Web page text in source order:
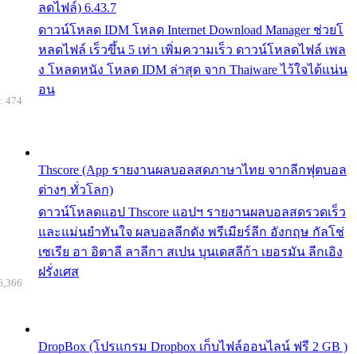
ลดไฟล์) 6.43.7
ดาวน์โหลด IDM โหลด Internet Download Manager ช่วยโ
หลดไฟล์ เร็วขึ้น 5 เท่า เพิ่มความเร็ว ดาวน์โหลดไฟล์ เพล
ง โหลดหนัง โหลด IDM ล่าสุด จาก Thaiware ไว้ใจได้แน่น
อน
Thscore (App รายงานผลบอลสดภาษาไทย จากลีกฟุตบอล
ต่างๆ ทั่วโลก)
ดาวน์โหลดแอป Thscore แอปฯ รายงานผลบอลสดรวดเร็ว
และแม่นยำทันใจ ผลบอลลีกดัง พรีเมียร์ลีก อังกฤษ กัลโช่
เซเรีย อา อิตาลี ลาลีกา สเปน บุนเดสลีก้า เยอรมัน ลีกเอิง
ฝรั่งเศส
474
DropBox (โปรแกรม Dropbox เก็บไฟล์ออนไลน์ ฟรี 2 GB )